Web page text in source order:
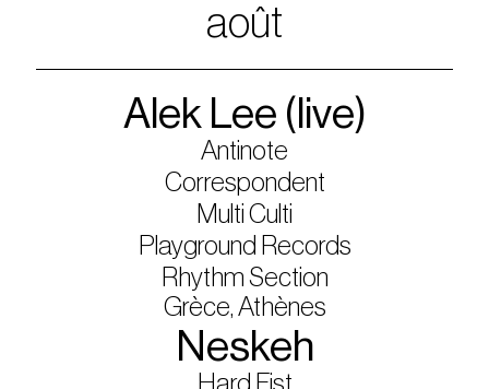
août
Alek Lee (live)
Antinote
Correspondent
Multi Culti
Playground Records
Rhythm Section
Grèce, Athènes
Neskeh
Hard Fist